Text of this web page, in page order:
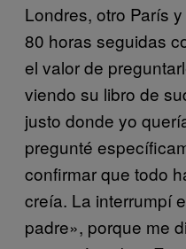
Londres, otro París
80 horas seguidas
el valor de
viendo su libro de
justo donde yo
pregunté
confirmar que todo
creía. La interrumpí
padre», porque me